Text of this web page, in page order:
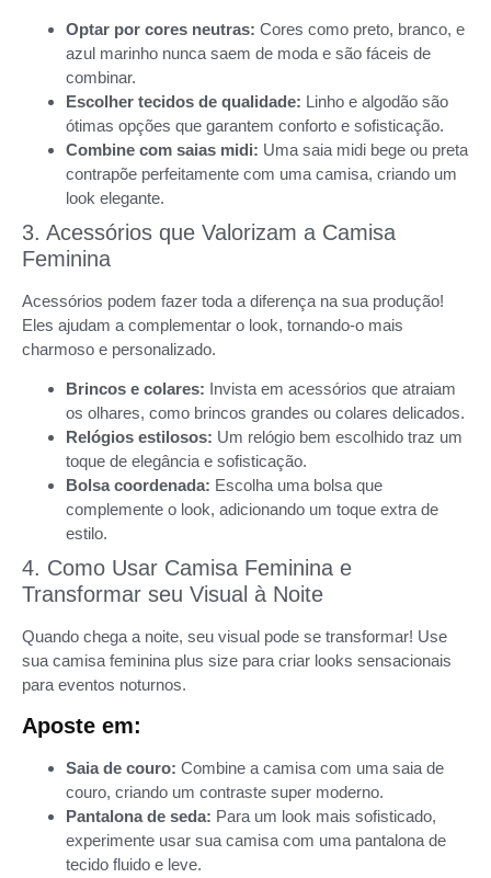
Optar por cores neutras: Cores como preto, branco, e
azul marinho nunca saem de moda e são fáceis de
combinar.
Escolher tecidos de qualidade: Linho e algodão são
ótimas opções que garantem conforto e sofisticação.
Combine com saias midi: Uma saia midi bege ou preta
contrapõe perfeitamente com uma camisa, criando um
look elegante.
3. Acessórios que Valorizam a Camisa
Feminina
Acessórios podem fazer toda a diferença na sua produção!
Eles ajudam a complementar o look, tornando-o mais
charmoso e personalizado.
Brincos e colares: Invista em acessórios que atraiam
os olhares, como brincos grandes ou colares delicados.
Relógios estilosos: Um relógio bem escolhido traz um
toque de elegância e sofisticação.
Bolsa coordenada: Escolha uma bolsa que
complemente o look, adicionando um toque extra de
estilo.
4. Como Usar Camisa Feminina e
Transformar seu Visual à Noite
Quando chega a noite, seu visual pode se transformar! Use
sua camisa feminina plus size para criar looks sensacionais
para eventos noturnos.
Aposte em:
Saia de couro: Combine a camisa com uma saia de
couro, criando um contraste super moderno.
Pantalona de seda: Para um look mais sofisticado,
experimente usar sua camisa com uma pantalona de
tecido fluido e leve.